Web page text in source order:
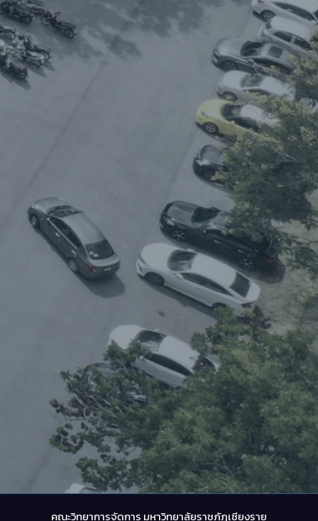
คณะวิทยาการจัดการ มหาวิทยาลัยราชภัฏเชียงราย